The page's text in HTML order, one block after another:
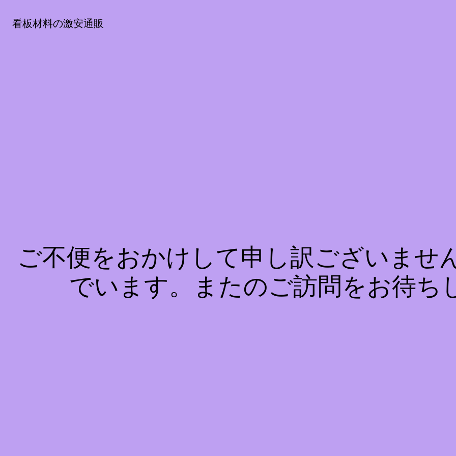
看板材料の激安通販
ご不便をおかけして申し訳ございませ
でいます。またのご訪問をお待ち